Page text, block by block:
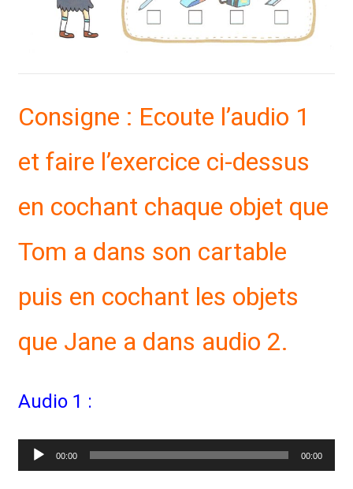
Consigne : Ecoute l’audio 1
et faire l’exercice ci-dessus
en cochant chaque objet que
Tom a dans son cartable
puis en cochant les objets
que Jane a dans audio 2.
Audio 1 :
Lecteur
audio
00:00 00:00